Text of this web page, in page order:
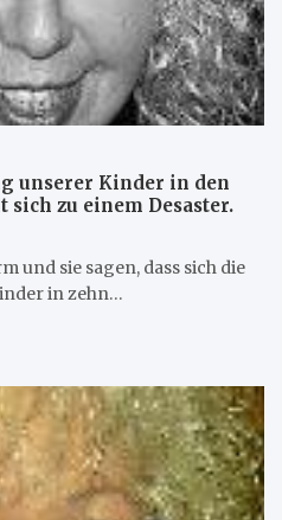
unserer Kinder in den
zu einem Desaster.
und sie sagen, dass sich die
in zehn…